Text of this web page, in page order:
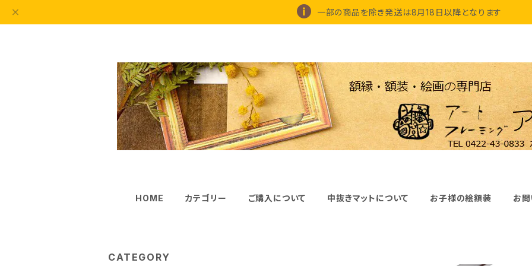
一部の商品を除き発送は8月18日以降となります
HOME カテゴリー ご購入について 中抜きマットについて お子様の絵額装 お
CATEGORY